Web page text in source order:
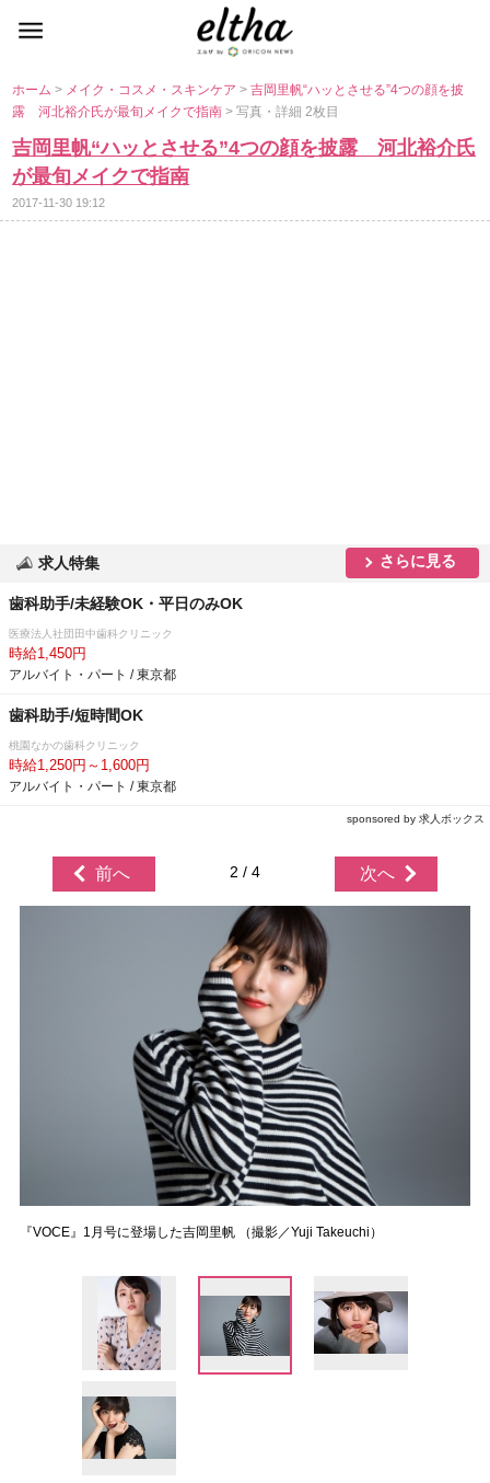
ホーム> メイク・コスメ・スキンケア>吉岡里帆“ハッとさせる”4つの顔を披
露 河北裕介氏が最旬メイクで指南> 写真・詳細 2枚目
吉岡里帆“ハッとさせる”4つの顔を披露 河北裕介氏
が最旬メイクで指南
2017-11-30 19:12
求人特集 さらに見る
歯科助手/未経験OK・平日のみOK
医療法人社団田中歯科クリニック
時給1,450円
アルバイト・パート / 東京都
歯科助手/短時間OK
桃園なかの歯科クリニック
時給1,250円～1,600円
アルバイト・パート / 東京都
sponsored by 求人ボックス
前へ 2 / 4 次へ
『VOCE』1月号に登場した吉岡里帆 （撮影／Yuji Takeuchi）